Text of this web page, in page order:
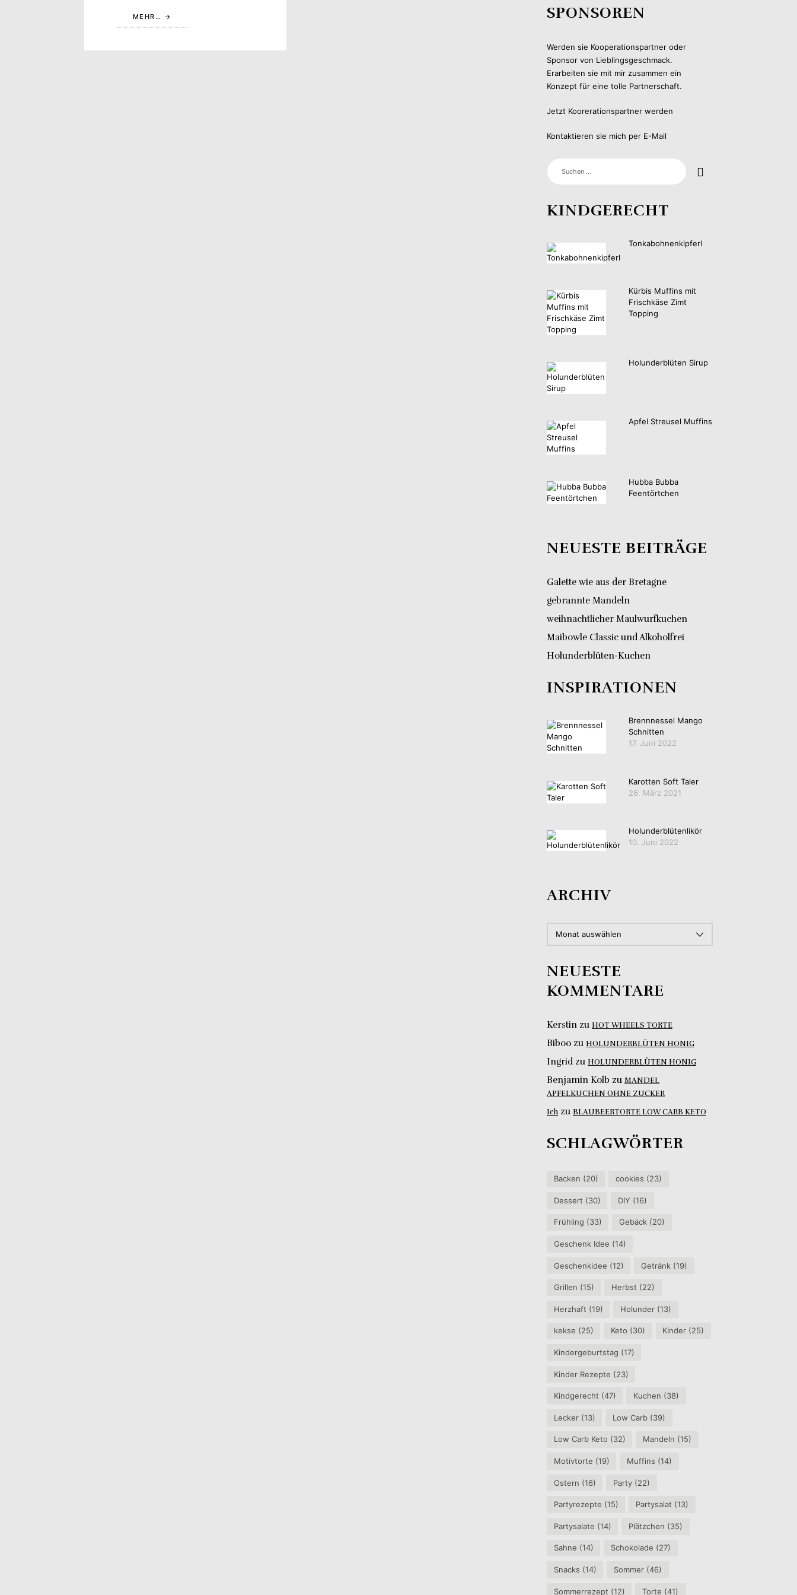
MEHR… SPONSOREN
Werden sie Kooperationspartner oder
Sponsor von Lieblingsgeschmack.
Erarbeiten sie mit mir zusammen ein
Konzept für eine tolle Partnerschaft.
Jetzt Koorerationspartner werden
Kontaktieren sie mich per E-Mail
SUCHEN
NACH:
KINDGERECHT
Tonkabohnenkipferl
Kürbis Muffins mit
Frischkäse Zimt
Topping
Holunderblüten Sirup
Apfel Streusel Muffins
Hubba Bubba
Feentörtchen
NEUESTE BEITRÄGE
Galette wie aus der Bretagne
gebrannte Mandeln
weihnachtlicher Maulwurfkuchen
Maibowle Classic und Alkoholfrei
Holunderblüten-Kuchen
INSPIRATIONEN
Brennnessel Mango
Schnitten
17. Juni 2022
Karotten Soft Taler
26. März 2021
Holunderblütenlikör
10. Juni 2022
ARCHIV
NEUESTE
KOMMENTARE
Kerstin zu HOT WHEELS TORTE
Biboo zu HOLUNDERBLÜTEN HONIG
Ingrid zu HOLUNDERBLÜTEN HONIG
Benjamin Kolb zu MANDEL
APFELKUCHEN OHNE ZUCKER
Ich zu BLAUBEERTORTE LOW CARB KETO
SCHLAGWÖRTER
Backen (20) cookies (23)
Dessert (30) DIY (16)
Frühling (33) Gebäck (20)
Geschenk Idee (14)
Geschenkidee (12) Getränk (19)
Grillen (15) Herbst (22)
Herzhaft (19) Holunder (13)
kekse (25) Keto (30) Kinder (25)
Kindergeburtstag (17)
Kinder Rezepte (23)
Kindgerecht (47) Kuchen (38)
Lecker(13) Low Carb (39)
Low Carb Keto (32) Mandeln (15)
Motivtorte (19) Muffins (14)
Ostern (16) Party (22)
Partyrezepte (15) Partysalat (13)
Partysalate (14) Plätzchen (35)
Sahne (14) Schokolade (27)
Snacks (14) Sommer (46)
Sommerrezept (12) Torte (41)